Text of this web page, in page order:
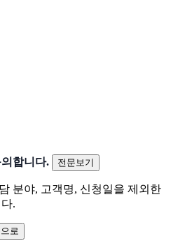
합니다. 전문보기
분야, 고객명, 신청일을 제외한
.
로